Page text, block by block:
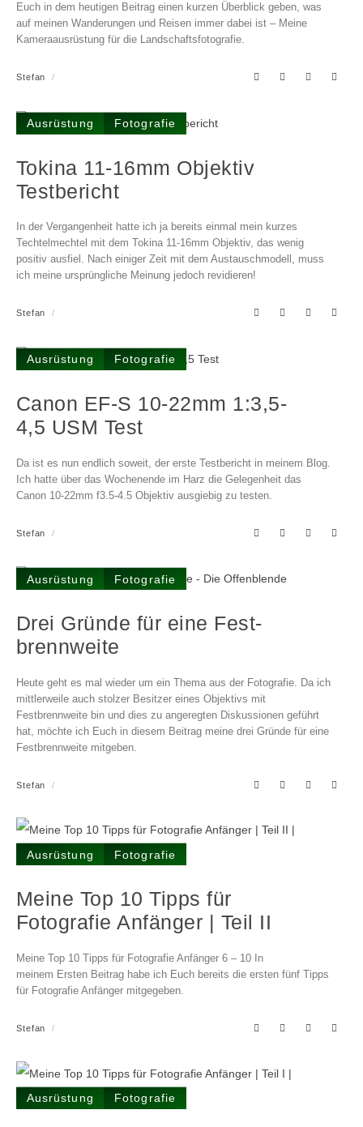
Euch in dem heutigen Beitrag einen kurzen Überblick geben, was
auf meinen Wanderungen und Reisen immer dabei ist – Meine
Kameraausrüstung für die Landschaftsfotografie.
Stefan
Ausrüstung Fotografie
Tokina 11-16mm Objektiv
Testbericht
In der Vergangenheit hatte ich ja bereits einmal mein kurzes
Techtelmechtel mit dem Tokina 11-16mm Objektiv, das wenig
positiv ausfiel. Nach einiger Zeit mit dem Austauschmodell, muss
ich meine ursprüngliche Meinung jedoch revidieren!
Stefan
Ausrüstung Fotografie
Canon EF-S 10-22mm 1:3,5-
4,5 USM Test
Da ist es nun endlich soweit, der erste Testbericht in meinem Blog.
Ich hatte über das Wochenende im Harz die Gelegenheit das
Canon 10-22mm f3.5-4.5 Objektiv ausgiebig zu testen.
Stefan
Ausrüstung Fotografie
Drei Gründe für eine Fest­
brenn­weite
Heute geht es mal wieder um ein Thema aus der Fotografie. Da ich
mittlerweile auch stolzer Besitzer eines Objektivs mit
Festbrennweite bin und dies zu angeregten Diskussionen geführt
hat, möchte ich Euch in diesem Beitrag meine drei Gründe für eine
Festbrennweite mitgeben.
Stefan
Ausrüstung Fotografie
Meine Top 10 Tipps für
Fotografie Anfänger | Teil II
Meine Top 10 Tipps für Fotografie Anfänger 6 – 10 In
meinem Ersten Beitrag habe ich Euch bereits die ersten fünf Tipps
für Fotografie Anfänger mitgegeben.
Stefan
Ausrüstung Fotografie